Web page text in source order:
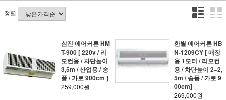
정렬
삼진 에어커튼 HM
T-900 [ 220v / 리
모컨용 / 차단높이
3,5m / 산업용 / 송
풍 / 가로 900cm ]
259,000원
한별 에어커튼 HB
N-1209CY [ 매장
용 1모터 / 리모컨
용 / 차단높이 2~2,
5m / 송풍 / 가로 9
00cm]
269,000원